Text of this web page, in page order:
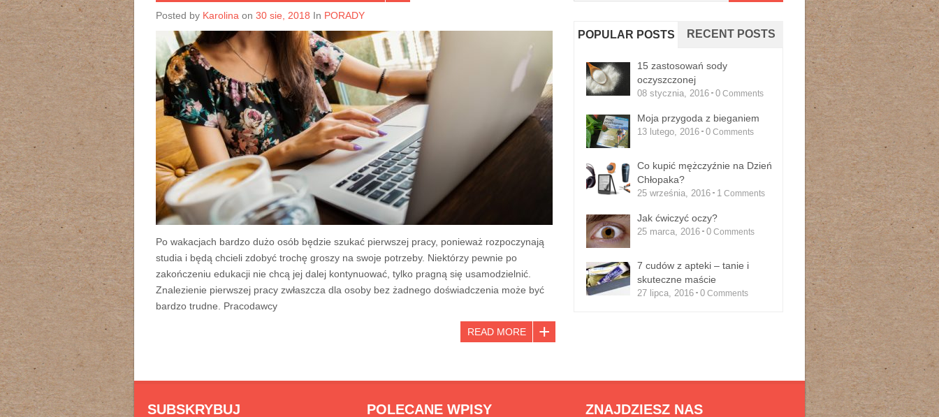
Posted by Karolina on 30 sie, 2018 In PORADY
Po wakacjach bardzo dużo osób będzie szukać pierwszej pracy, ponieważ rozpoczynają
studia i będą chcieli zdobyć trochę groszy na swoje potrzeby. Niektórzy pewnie po
zakończeniu edukacji nie chcą jej dalej kontynuować, tylko pragną się usamodzielnić.
Znalezienie pierwszej pracy zwłaszcza dla osoby bez żadnego doświadczenia może być
bardzo trudne. Pracodawcy
READ MORE
POPULAR POSTS RECENT POSTS
15 zastosowań sody
oczyszczonej
08 stycznia, 2016 0Comments
Moja przygoda z bieganiem
13 lutego, 2016 0Comments
Co kupić mężczyźnie na Dzień
Chłopaka?
25 września, 2016 1Comments
Jak ćwiczyć oczy?
25 marca, 2016 0Comments
7 cudów z apteki – tanie i
skuteczne maście
27 lipca, 2016 0Comments
SUBSKRYBUJ POLECANE WPISY ZNAJDZIESZ NAS